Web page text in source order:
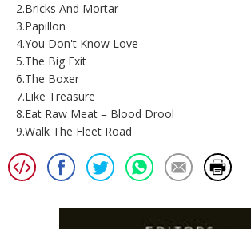
2.Bricks And Mortar
3.Papillon
4.You Don't Know Love
5.The Big Exit
6.The Boxer
7.Like Treasure
8.Eat Raw Meat = Blood Drool
9.Walk The Fleet Road